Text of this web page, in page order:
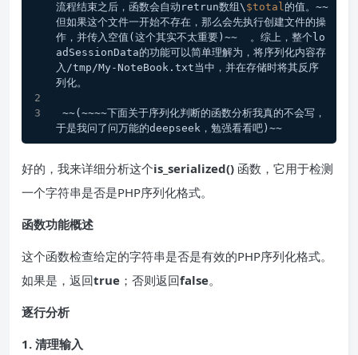
流程结束之后，函数会自动retrun数组\ $total的值。~~
但如果这个文件一开始不存在，那么会先执行创建文件的操
作，并传入空值(这个其实不太重要)~~  。综上，整个lo
adSessionData的功能可以简单理解为，将序列化内容存
入/tmp/My-NoteBook.txt当中，并在存储时将其反序
列化。
于是我问了问万能的deepseek，勉强看看吧)~~
好的，我来详细分析这个is_serialized() 函数，它用于检测
一个字符串是否是PHP序列化格式。
函数功能概述
这个函数检查给定的字符串是否是有效的PHP序列化格式。
如果是，返回​true ​；否则返回​false。
逐行分析
1. 清理输入